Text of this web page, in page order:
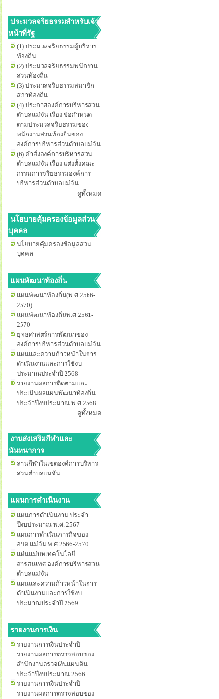
ประมวลจริยธรรมสำหรับเจ้า
หน้าที่รัฐ
(1) ประมวลจริยธรรมผู้บริหาร
ท้องถิ่น
(2) ประมวลจริยธรรมพนักงาน
ส่วนท้องถิ่น
(3) ประมวลจริยธรรมสมาชิก
สภาท้องถิ่น
(4) ประกาศองค์การบริหารส่วน
ตำบลแม่จัน เรื่อง ข้อกำหนด
ตามประมวลจริยธรรมของ
พนักงานส่วนท้องถิ่นของ
องค์การบริหารส่วนตำบลแม่จัน
(6) คำสั่งองค์การบริหารส่วน
ตำบลแม่จัน เรื่อง แต่งตั้งคณะ
กรรมการจริยธรรมองค์การ
บริหารส่วนตำบลแม่จัน
ดูทั้งหมด
นโยบายคุ้มครองข้อมูลส่วน
บุคคล
นโยบายคุ้มครองข้อมูลส่วน
บุคคล
แผนพัฒนาท้องถิ่น
แผนพัฒนาท้องถิ่น(พ.ศ.2566-
2570)
แผนพัฒนาท้องถิ่นพ.ศ 2561-
2570
ยุทธศาสตร์การพัฒนาของ
องค์การบริหารส่วนตำบลแม่จัน
แผนและความก้าวหน้าในการ
ดำเนินงานและการใช้งบ
ประมาณประจำปี 2568
รายงานผลการติดตามและ
ประเมินผลแผนพัฒนาท้องถิ่น
ประจำปีงบประมาณ พ.ศ.2568
ดูทั้งหมด
งานส่งเสริมกีฬาและ
นันทนาการ
ลานกีฬาในเขตองค์การบริหาร
ส่วนตำบลแม่จัน
แผนการดำเนินงาน
แผนการดำเนินงาน ประจำ
ปีงบประมาณ พ.ศ. 2567
แผนการดำเนินภารกิจของ
อบต.แม่จัน พ.ศ.2566-2570
แผ่นแม่บทเทคโนโลยี
สารสนเทศ องค์การบริหารส่วน
ตำบลแม่จัน
แผนและความก้าวหน้าในการ
ดำเนินงานและการใช้งบ
ประมาณประจำปี 2569
รายงานการเงิน
รายงานการเงินประจำปี
รายงานผลการตรวจสอบของ
สำนักงานตรวจเงินแผ่นดิน
ประจำปีงบประมาณ 2566
รายงานการเงินประจำปี
รายงานผลการตรวจสอบของ